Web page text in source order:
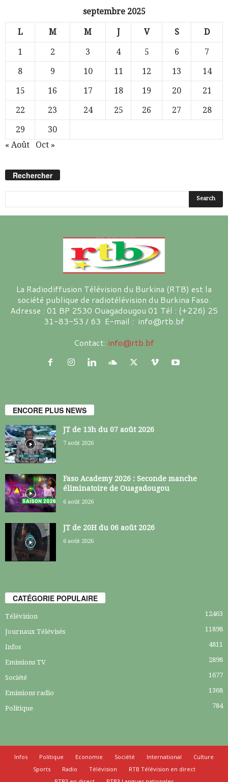
septembre 2025
L M M J V S D
1 2 3 4 5 6
7
8
9 10 11 12 13
14
15
16 17 18 19 20
21
22
23 24 25 26 27
28
29
30
« Août
Oct »
Rechercher
La Radiodiffusion Télévision du Burkina (RTB) est la
société publique de radiotélévision du Burkina Faso.
Adresse : 01 BP 2530 Ouagadougou 01 Tél : (+226) 25
31-83-53 / 63 E-mail : info@rtb.bf
Contact: info@rtb.bf
ENCORE PLUS NEWS
JT de 13h du 07 août 2026
7 août 2026
Faso Academy 2026 : Seconde manche
éliminatoire de Ouagadougou
6 août 2026
JT de 20H du 06 août 2026
6 août 2026
CATÉGORIE POPULAIRE
Télévision 12463
Journaux Télévisés 11898
Infos 4811
Emissions TV 2898
Société 1677
Emissions radio 1368
Politique 784
Infos Politique Economie Société International
Culture
Sports
Radio Télévision
RTB Télévision en direct